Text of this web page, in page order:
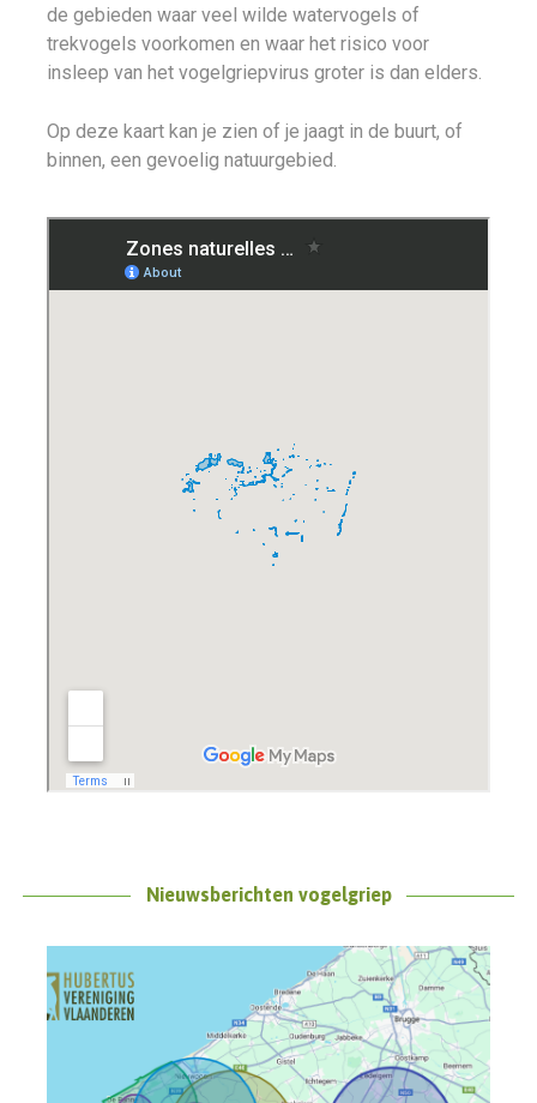
de gebieden waar veel wilde watervogels of
trekvogels voorkomen en waar het risico voor
insleep van het vogelgriepvirus groter is dan elders.
Op deze kaart kan je zien of je jaagt in de buurt, of
binnen, een gevoelig natuurgebied.
Nieuwsberichten vogelgriep